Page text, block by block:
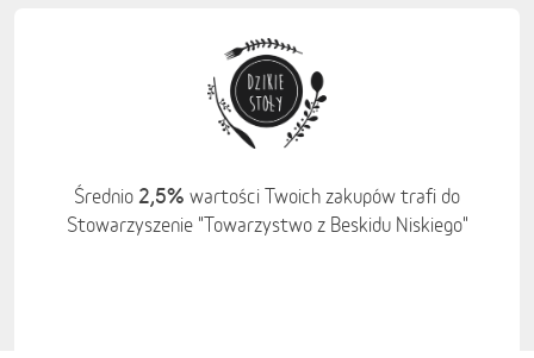
Średnio 2,5% wartości Twoich zakupów trafi do
Stowarzyszenie "Towarzystwo z Beskidu Niskiego"